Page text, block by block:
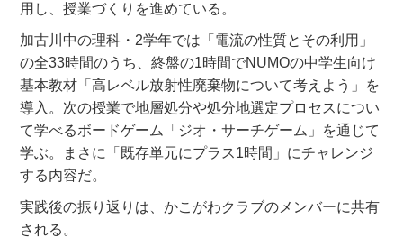
用し、授業づくりを進めている。
加古川中の理科・2学年では「電流の性質とその利用」
の全33時間のうち、終盤の1時間でNUMOの中学生向け
基本教材「高レベル放射性廃棄物について考えよう」を
導入。次の授業で地層処分や処分地選定プロセスについ
て学べるボードゲーム「ジオ・サーチゲーム」を通じて
学ぶ。まさに「既存単元にプラス1時間」にチャレンジ
する内容だ。
実践後の振り返りは、かこがわクラブのメンバーに共有
される。